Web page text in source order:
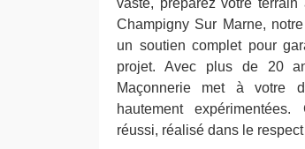
Champigny Sur Marne,
un soutien complet pour
projet. Avec plus de 20
Maçonnerie met à votre
hautement
réussi, réalisé dans le